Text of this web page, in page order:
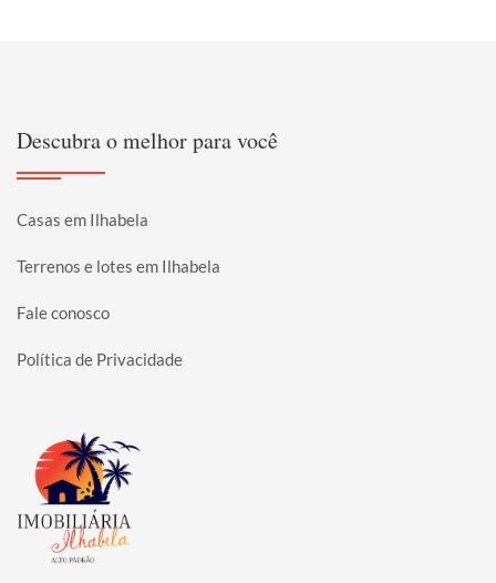
Descubra o melhor para você
Casas em Ilhabela
Terrenos e lotes em Ilhabela
Fale conosco
Política de Privacidade
Página inicial